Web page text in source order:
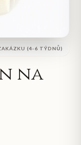
(4-6 TÝDNŮ)
na